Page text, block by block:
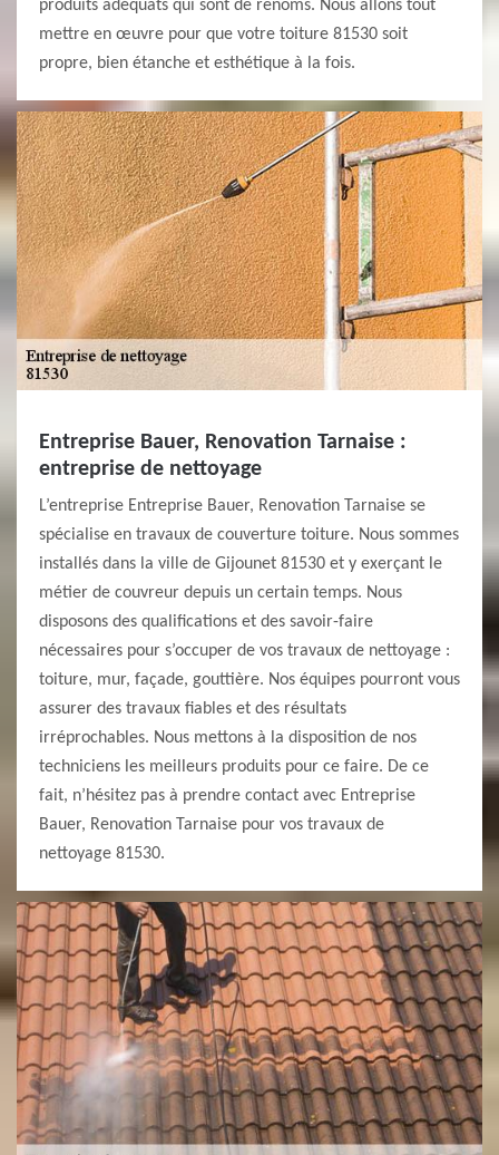
produits adéquats qui sont de renoms. Nous allons tout
mettre en œuvre pour que votre toiture 81530 soit
propre, bien étanche et esthétique à la fois.
Entreprise Bauer, Renovation Tarnaise :
entreprise de nettoyage
L’entreprise Entreprise Bauer, Renovation Tarnaise se
spécialise en travaux de couverture toiture. Nous sommes
installés dans la ville de Gijounet 81530 et y exerçant le
métier de couvreur depuis un certain temps. Nous
disposons des qualifications et des savoir-faire
nécessaires pour s’occuper de vos travaux de nettoyage :
toiture, mur, façade, gouttière. Nos équipes pourront vous
assurer des travaux fiables et des résultats
irréprochables. Nous mettons à la disposition de nos
techniciens les meilleurs produits pour ce faire. De ce
fait, n’hésitez pas à prendre contact avec Entreprise
Bauer, Renovation Tarnaise pour vos travaux de
nettoyage 81530.